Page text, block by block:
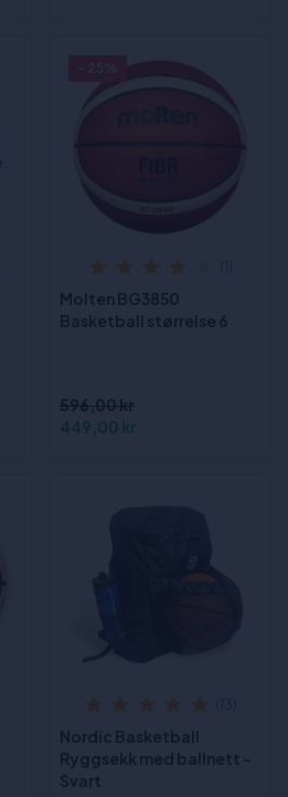
Molten BG3850
Basketball størrelse 6
596,00 kr
449,00 kr
Nordic Basketball
Ryggsekk med ballnett -
Svart